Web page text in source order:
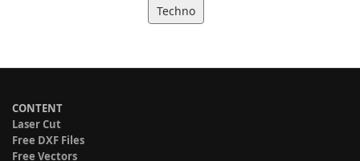
Techno
CONTENT
Laser Cut
Free DXF Files
Free Vectors